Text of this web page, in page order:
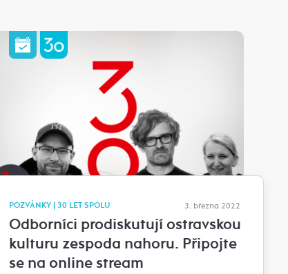
POZVÁNKY | 30 LET SPOLU 3. března 2022
Odborníci prodiskutují ostravskou
kulturu zespoda nahoru. Připojte
se na online stream